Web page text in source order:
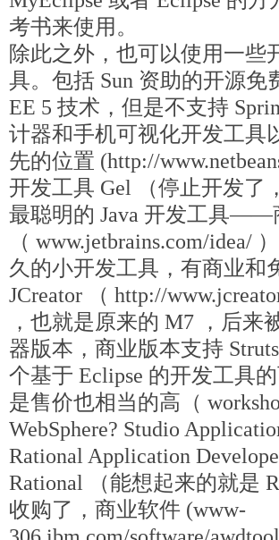
考书来使用。
除此之外，也可以使用一些
具。包括 Sun 资助的开源免
EE 5 技术，但是不支持
计器和手机可视化开发工具
先的位置 (http://
开发工具 Gel （停止开发了
最聪明的 Java 开发工具――
（ www.jetbrains.com/idea/
久的小开发工具，有商业和
JCreator （ http://
，也就是原来的 M7 ，后来
器版本，商业版本支持
个基于 Eclipse 的开发工具
是售价也相当的高（
WebSphere? Studio
Rational Application
Rational （能想起来的就是
收购了，商业软件 (www-